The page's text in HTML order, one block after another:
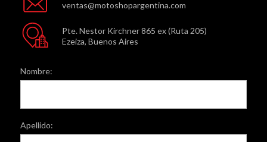
ventas@motoshopargentina.com
Pte. Nestor Kirchner 865 ex (Ruta 205)
Ezeiza, Buenos Aires
Nombre:
Apellido: